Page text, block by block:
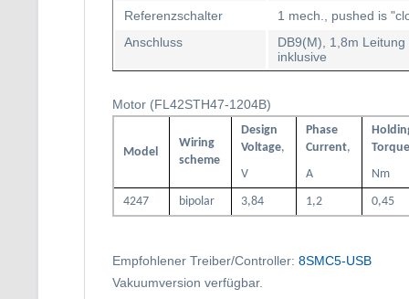
Referenzschalter
1 mech., pushed is
Anschluss
DB9(M), 1,8m Leitung
inklusive
Motor (FL42STH47-1204B)
Model
Wiring
scheme
Design
Voltage,
Phase
Current,
Torque
V
A Nm
4247
bipolar 3,84 1,2 0,45
Empfohlener Treiber/Controller: 8SMC5-USB
Vakuumversion verfügbar.